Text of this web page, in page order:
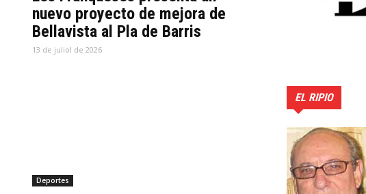
nuevo proyecto de mejora de
Bellavista al Pla de Barris
13 de juliol de 2026
Deportes
EL RIPIO